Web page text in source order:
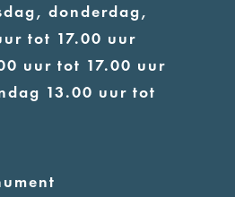
donderdag,
tot 17.00 uur
uur tot 17.00 uur
13.00 uur tot